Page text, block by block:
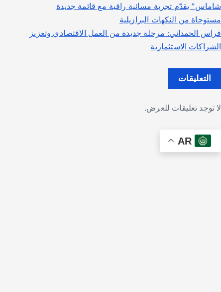
شاماس” يقدّم تجربة مسائية راقية مع قائمة جديدة
مستوحاة من النكهات البرازيلية
فراس الحمداني: مرحلة جديدة من العمل الاقتصادي وتعزيز
الشراكات الاستثمارية
التعليقات
لا توجد تعليقات للعرض.
AR